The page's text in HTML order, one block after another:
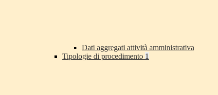
Dati aggregati attività amministrativa
Tipologie di procedimento 1